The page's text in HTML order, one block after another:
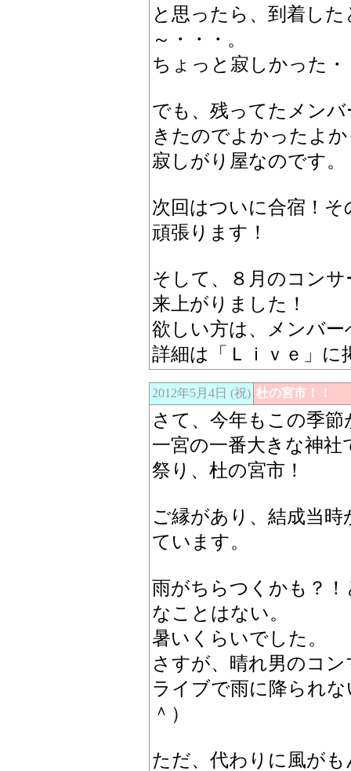
と思ったら、到着し
～・・・。
ちょっと寂しかった・
でも、残ってたメン
きたのでよかったよ
寂しがり屋なのです。
次回はついに合宿！そ
頑張ります！
そして、８月のコン
来上がりました！
欲しい方は、メンバ
詳細は「Ｌｉｖｅ」に
2012年5月4日 (祝) 杜の宮市！！
さて、今年もこの季
一宮の一番大きな神
祭り、杜の宮市！
ご縁があり、結成当
ています。
雨がちらつくかも？
なことはない。
暑いくらいでした。
さすが、晴れ男のコン
ライブで雨に降られ
＾）
ただ、代わりに風が